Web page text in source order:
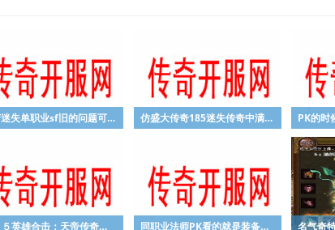
找sf迷失单职业sf旧的问题可能还没有处理 仿盛大传奇185迷失传奇中满地财宝活动多久开启一次？ PK的时
１９５英雄合击：天帝传奇魔炼套装要去哪里打 同职业法师PK看的就是装备和等级